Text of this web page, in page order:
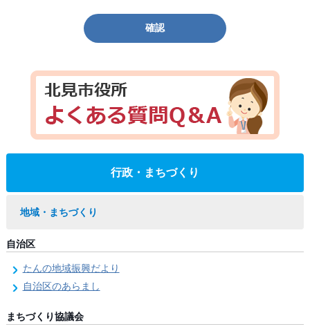
確認
行政・まちづくり
地域・まちづくり
自治区
たんの地域振興だより
自治区のあらまし
まちづくり協議会